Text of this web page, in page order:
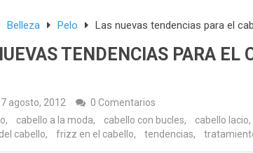
Belleza Pelo Las nuevas tendencias para el
TENDENCIAS PARA EL
7 agosto, 2012
0 Comentarios
, cabello a la moda, cabello con bucles, cabello lacio,
cabello, frizz en el cabello, tendencias,